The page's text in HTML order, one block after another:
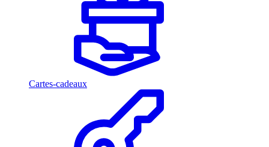
Cartes-cadeaux